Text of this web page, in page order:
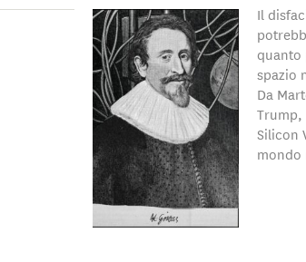
su numerose riviste e giornali, tra cui The
The Los Angeles Times, Newsweek, The
ad Harvard, all'Università di Cambridge e
Il
quanto
spazio
Da
Silicon
mondo